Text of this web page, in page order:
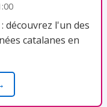
découvrez l'un des
catalanes en